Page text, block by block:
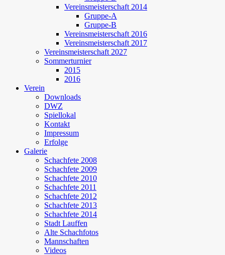
Vereinsmeisterschaft 2014
Gruppe-A
Gruppe-B
Vereinsmeisterschaft 2016
Vereinsmeisterschaft 2017
Vereinsmeisterschaft 2027
Sommerturnier
2015
2016
Verein
Downloads
DWZ
Spiellokal
Kontakt
Impressum
Erfolge
Galerie
Schachfete 2008
Schachfete 2009
Schachfete 2010
Schachfete 2011
Schachfete 2012
Schachfete 2013
Schachfete 2014
Stadt Lauffen
Alte Schachfotos
Mannschaften
Videos